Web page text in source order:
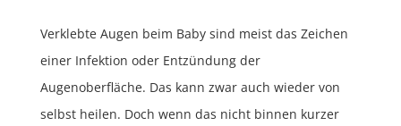
Verklebte Augen beim Baby sind meist das Zeichen
einer Infektion oder Entzündung der
Augenoberfläche. Das kann zwar auch wieder von
selbst heilen. Doch wenn das nicht binnen kurzer